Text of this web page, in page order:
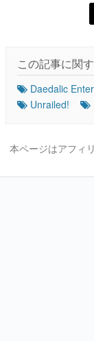
この記事に関
Daedalic
Unrailed!
本ページはアフィ